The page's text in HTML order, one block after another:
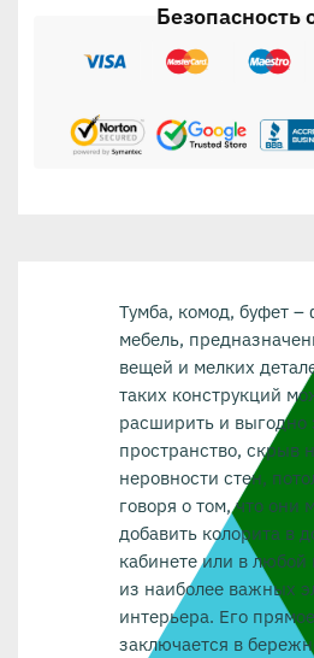
Безопасность
Тумба, комод, буфет –
мебель,
вещей и мелких
таких конструкций
расширить и выгодно
пространство, скрыв
неровности стен,
говоря о том, что они
добавить колорита в
кабинете или в любой
из наиболее важных
интерьера. Его
заключается в